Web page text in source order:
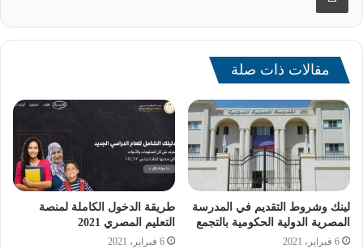
هذا العام، متمنيًا لهم التوفيق والاستمرار في التفوق، مقدمًا
الشكر إلى مدير التربية والتعليم وجميع العاملين على جهودهم
لنجاح المنظومة التعليمية، معبرًا عن سعادته لكون 8 طلاب
بالمدارس الحكومية من الأوائل.
و أتاحت مديرية التربية والتعليم في محافظة السويس، نتيجة
الصف الثالث الإعدادي، للعام الدراسي 2023- 2024، إلكترونيًا،
على أن تُعلن في المدارس تباعًا.
مقالات ذات صلة
لينك وشروط التقديم في المدرسة
المصرية الدولية الحكومية بالتجمع
6 فبراير، 2021
طريقة الدخول الكاملة لمنصة
التعليم المصري 2021
6 فبراير، 2021